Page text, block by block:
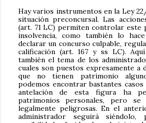
Hay varios instrumentos en la Ley
situación preconcursal. Las
(art. 71 LC) permiten controlar este
insolvencia, como también lo
declarar un concurso culpable,
calificación (art. 167 y ss LC).
también el tema de los
cuales son puestos expresamente a
que no tienen patrimonio
podemos encontrar bastantes
antelación de esta figura ha
patrimonios personales, pero se
legalmente peligrosas. En el
administrador seguirá